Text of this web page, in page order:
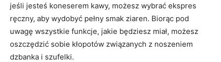
jeśli jesteś koneserem kawy, możesz wybrać ekspres
ręczny, aby wydobyć pełny smak ziaren. Biorąc pod
uwagę wszystkie funkcje, jakie będziesz miał, możesz
oszczędzić sobie kłopotów związanych z noszeniem
dzbanka i szufelki.